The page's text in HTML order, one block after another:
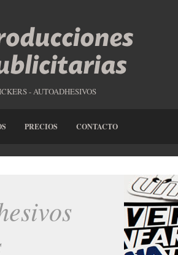
- AUTOADHESIVOS
PRECIOS CONTACTO